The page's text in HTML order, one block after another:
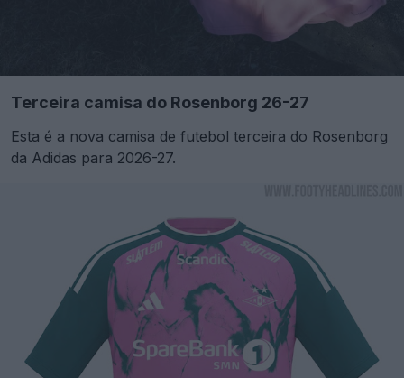
Terceira camisa do Rosenborg 26-27
Esta é a nova camisa de futebol terceira do Rosenborg
da Adidas para 2026-27.